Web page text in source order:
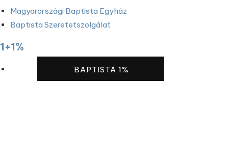
Magyarországi Baptista Egyház
Baptista Szeretetszolgálat
1+1%
BAPTISTA 1%